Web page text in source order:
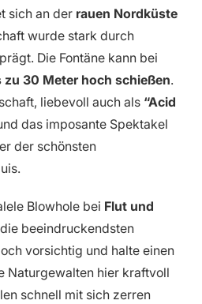
sich an der rauen Nordküste
wurde stark durch
Die Fontäne kann bei
zu 30 Meter hoch schießen.
liebevoll auch als “Acid
das imposante Spektakel
der schönsten
Blowhole bei Flut und
beeindruckendsten
vorsichtig und halte einen
Naturgewalten hier kraftvoll
schnell mit sich zerren